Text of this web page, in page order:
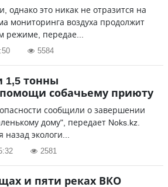
однако это никак не отразится на
мониторинга воздуха продолжит
режиме, передае...
5584
1,5 тонны
собачьему приюту
сообщили о завершении
дому", передает Noks.kz.
экологи...
2581
и пяти реках ВКО